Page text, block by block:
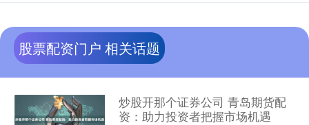
股票配资门户 相关话题
炒股开那个证券公司 青岛期货配
资：助力投资者把握市场机遇